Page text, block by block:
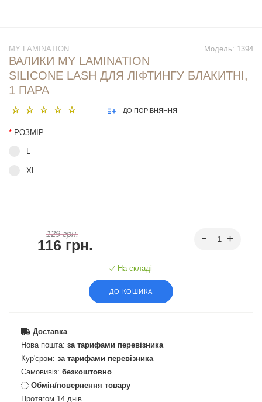
Модель: 1394
MY LAMINATION
ВАЛИКИ MY LAMINATION
SILICONE LASH ДЛЯ ЛІФТИНГУ БЛАКИТНІ,
1 ПАРА
ДО ПОРІВНЯННЯ
* РОЗМІР
L
XL
129 грн.
116 грн.
На складі
ДО КОШИКА
Доставка
Нова пошта: за тарифами перевізника
Кур'єром: за тарифами перевізника
Самовивіз: безкоштовно
Обмін/повернення товару
Протягом 14 днів